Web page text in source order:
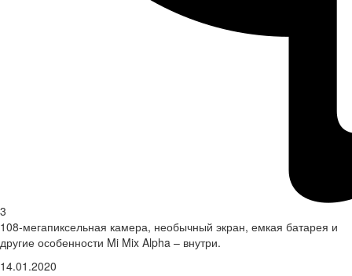
3
108-мегапиксельная камера, необычный экран, емкая батарея и
другие особенности Mi Mix Alpha – внутри.
14.01.2020